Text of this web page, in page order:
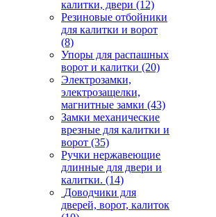
калитки, двери (12)
Резиновые отбойники
для калитки и ворот
(8)
Упоры для распашных
ворот и калитки (20)
Электрозамки,
электрозащелки,
магнитные замки (43)
Замки механические
врезные для калитки и
ворот (35)
Ручки нержавеющие
длинные для двери и
калитки. (14)
Доводчики для
дверей, ворот, калиток